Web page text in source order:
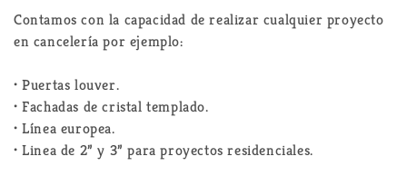
l
e
c
c
Contamos con la capacidad de realizar cualquier proyecto
en cancelería por ejemplo:
• Puertas louver.
• Fachadas de cristal templado.
• Línea europea.
• Linea de 2” y 3” para proyectos residenciales.